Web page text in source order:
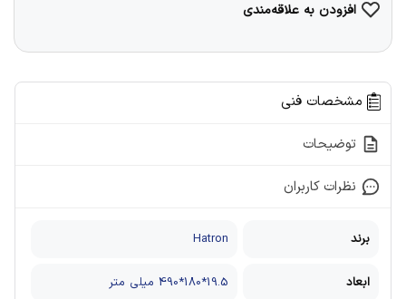
افزودن به علاقه‌مندی
مشخصات فنی
توضیحات
نظرات کاربران
برند Hatron
ابعاد 19.5*180*490 میلی متر